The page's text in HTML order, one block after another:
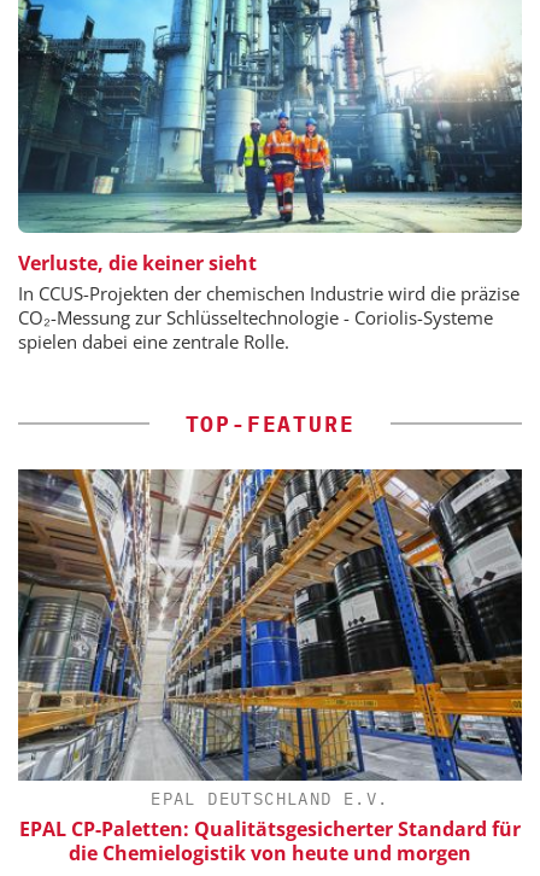
Verluste, die keiner sieht
In CCUS-Projekten der chemischen Industrie wird die präzise
CO₂-Messung zur Schlüsseltechnologie - Coriolis-Systeme
spielen dabei eine zentrale Rolle.
TOP-FEATURE
EPAL DEUTSCHLAND E.V.
EPAL CP-Paletten: Qualitätsgesicherter Standard für
die Chemielogistik von heute und morgen